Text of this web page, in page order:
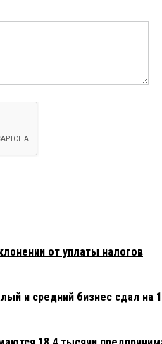
от уплаты налогов
и средний бизнес сдал на